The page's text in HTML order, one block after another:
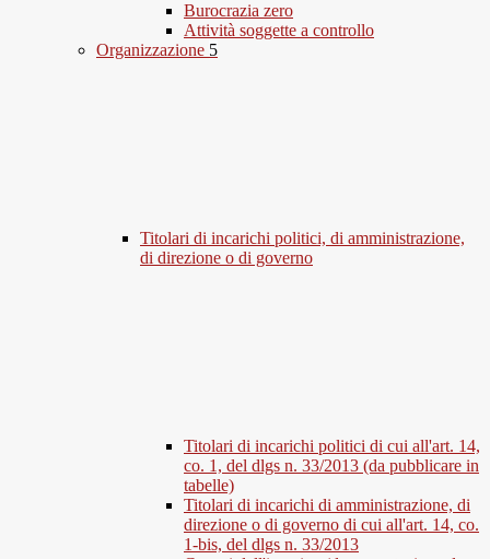
Burocrazia zero
Attività soggette a controllo
Organizzazione 5
Titolari di incarichi politici, di amministrazione,
di direzione o di governo
Titolari di incarichi politici di cui all'art. 14,
co. 1, del dlgs n. 33/2013 (da pubblicare in
tabelle)
Titolari di incarichi di amministrazione, di
direzione o di governo di cui all'art. 14, co.
1-bis, del dlgs n. 33/2013